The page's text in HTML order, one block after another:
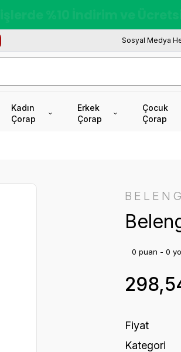
Sosyal Medya
Kadın
Çorap
Erkek
Çorap
Çocuk
Çorap
0 puan - 0
Fiyat
Kategori